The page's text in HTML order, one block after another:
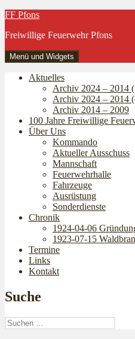
Zum
springen
FF Pfons
Freiwillige Feuerwehr Pfons
Menü und Widgets
Aktuelles
Archiv 2024 – 2014
Archiv 2024 – 2014
Archiv 2014 – 2009
100 Jahre Freiwillige
Über Uns
Kommando
Aktueller Ausschuss
Mannschaft
Feuerwehrhalle
Fahrzeuge
Ausrüstung
Sonderdienste
Chronik
1924-04-06
1923-07-15
Termine
Links
Kontakt
Suche
Suchen